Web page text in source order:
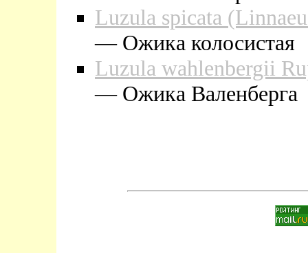
Luzula spicata
— Ожика колосистая
Luzula wahlenbergii
— Ожика Валенберга